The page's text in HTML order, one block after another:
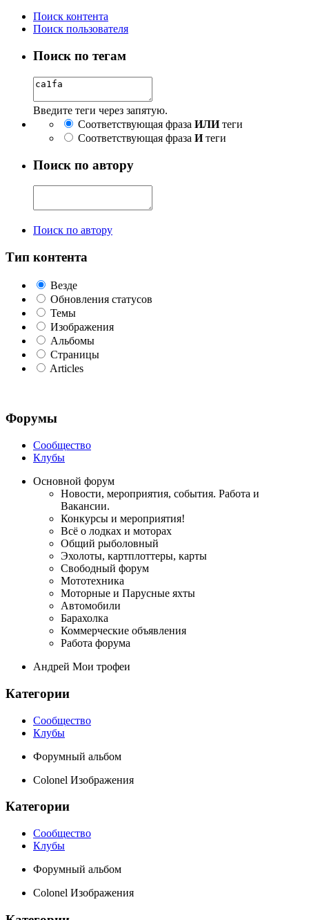
Поиск контента
Поиск пользователя
Поиск по тегам
Введите теги через запятую.
Соответствующая фраза ИЛИтеги
Соответствующая фраза Итеги
Поиск по автору
Поиск по автору
Тип контента
Везде
Обновления статусов
Темы
Изображения
Альбомы
Страницы
Articles
Форумы
Сообщество
Клубы
Основной форум
Новости, мероприятия, события. Работа и
Вакансии.
Конкурсы и мероприятия!
Всё о лодках и моторах
Общий рыболовный
Эхолоты, картплоттеры, карты
Свободный форум
Мототехника
Моторные и Парусные яхты
Автомобили
Барахолка
Коммерческие объявления
Работа форума
Андрей Мои трофеи
Категории
Сообщество
Клубы
Форумный альбом
Colonel Изображения
Категории
Сообщество
Клубы
Форумный альбом
Colonel Изображения